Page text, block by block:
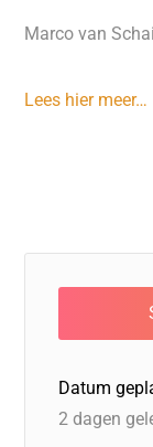
Marco van
Lees hier meer…
Datum
2 dagen